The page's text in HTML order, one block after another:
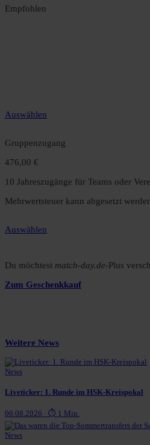
Empfohlen
Auswählen
Gruppenzugang
476,00 €
10 Jahreszugänge für Teams oder
Mehrwertsteuer kann abgesetzt
Auswählen
Du möchtest match-day.de-Plus
Zum Geschenkkauf
Weitere News
News
Liveticker: 1. Runde im HSK-Kreispokal
06.08.2026 · ⏱ 1 Min.
News